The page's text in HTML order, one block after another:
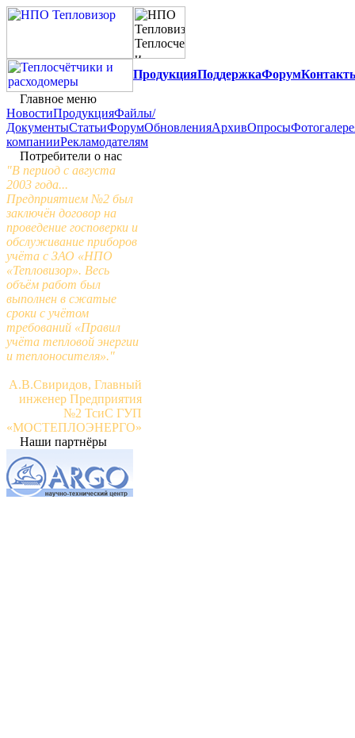
ПродукцияПоддержкаФорум
Главное меню
НовостиПродукцияФайлы/
ДокументыСтатьиФорумОбновленияАрхивОпросы
компанииРекламодателям
Потребители о нас
"В период с августа
2003 года...
Предприятием №2 был
заключён договор на
проведение госповерки и
обслуживание приборов
учёта с ЗАО «НПО
«Тепловизор». Весь
объём работ был
выполнен в сжатые
сроки с учётом
требований «Правил
учёта тепловой энергии
и теплоносителя»."
А.В.Свиридов, Главный
инженер Предприятия
№2 ТсиС ГУП
«МОСТЕПЛОЭНЕРГО»
Наши партнёры